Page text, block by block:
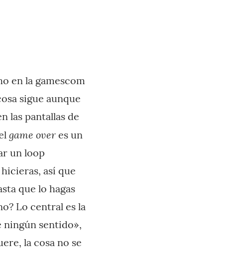
en la gamescom
sigue aunque
las pantallas de
game over es un
un loop
así que
que lo hagas
Lo central es la
ningún sentido»,
la cosa no se